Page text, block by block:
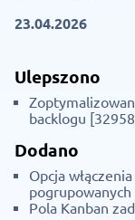
23.04.2026
Ulepszono
backlogu
Dodano
Opcja
Pola Kanban